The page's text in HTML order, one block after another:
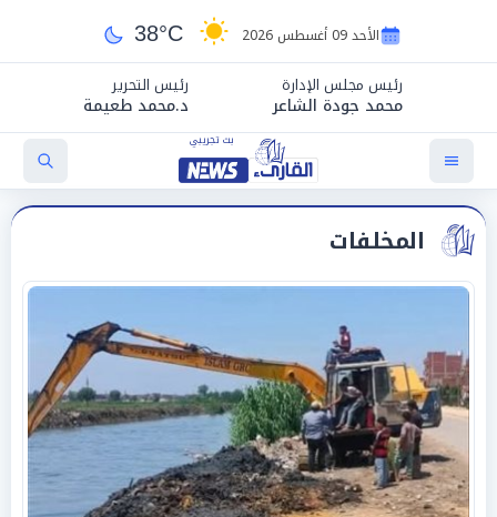
الأحد 09 أغسطس 2026 38°C
رئيس مجلس الإدارة
محمد جودة الشاعر
رئيس التحرير
د.محمد طعيمة
المخلفات